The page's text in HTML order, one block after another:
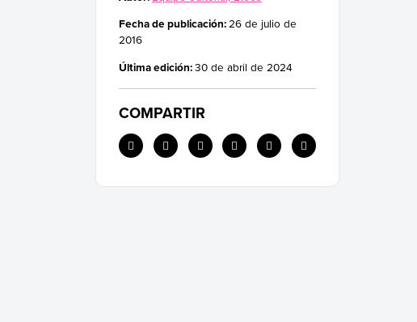
Fecha de publicación:26 de julio de
2016
Última edición:30 de abril de 2024
COMPARTIR